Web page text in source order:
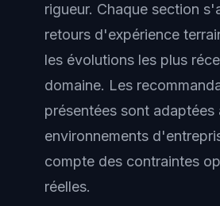
rigueur. Chaque section
retours d'expérience
les évolutions les plus
domaine. Les
présentées sont adaptées
environnements
compte des contraintes
réelles.